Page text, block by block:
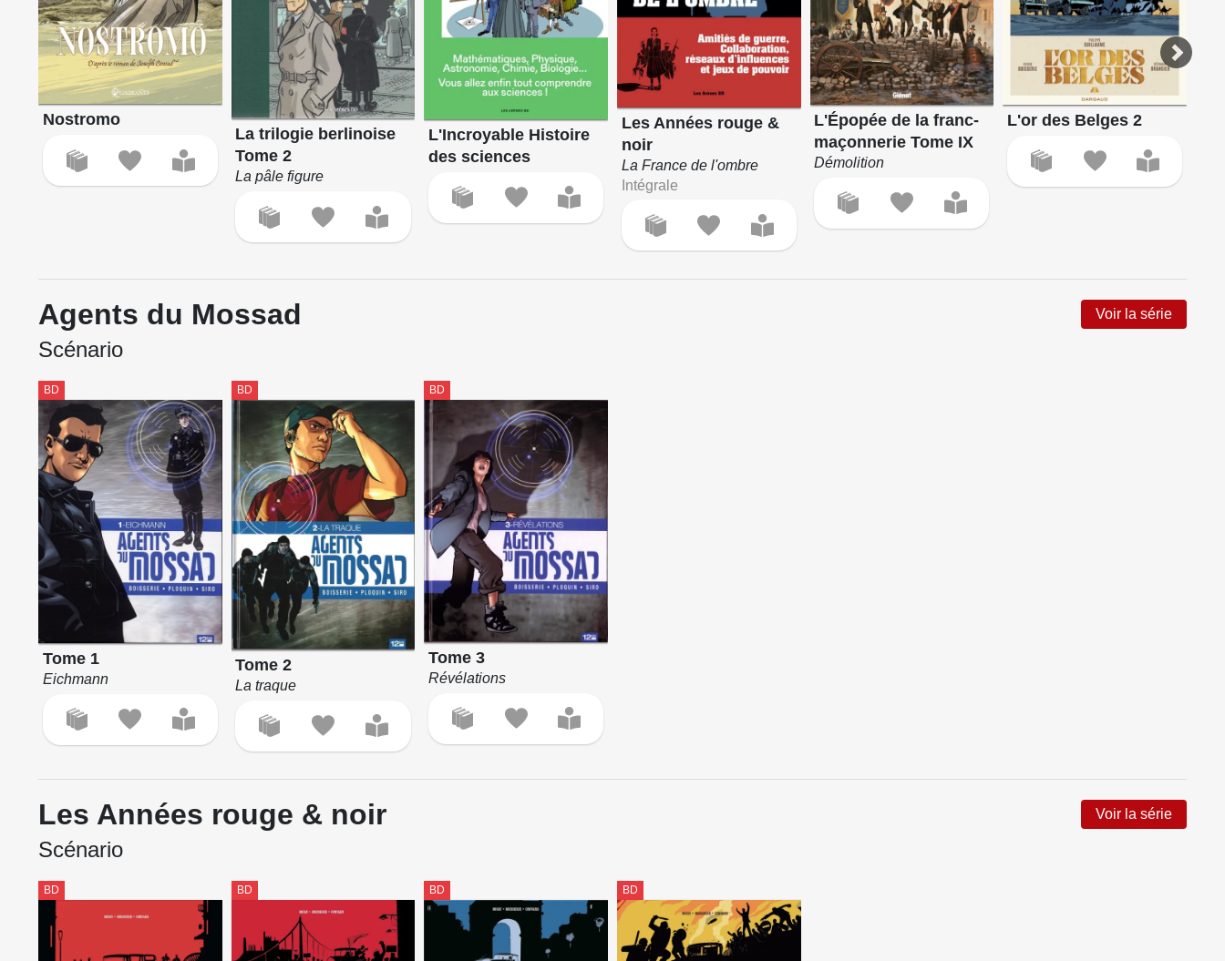
Nostromo
La trilogie berlinoise
Tome 2
La pâle figure
L'Incroyable Histoire
des sciences
Les Années rouge &
noir
La France de l'ombre
Intégrale
L'Épopée de la franc-
maçonnerie Tome IX
Démolition
L'or des Belges 2
Agents du Mossad Voir la série
Scénario
BD
Tome 1
Eichmann
BD
Tome 2
La traque
BD
Tome 3
Révélations
Les Années rouge & noir Voir la série
Scénario
BD BD BD BD